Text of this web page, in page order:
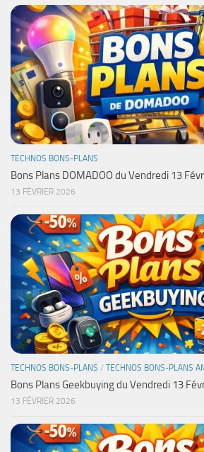
TECHNOS BONS-PLANS
Bons Plans DOMADOO du Vendredi 13
13 FÉVRIER 2026
TECHNOS BONS-PLANS / TECHNOS BONS-PLANS
Bons Plans Geekbuying du Vendredi 13
13 FÉVRIER 2026